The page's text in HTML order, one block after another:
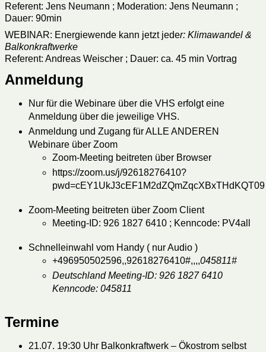
Referent: Jens Neumann ; Moderation: Jens Neumann ;
Dauer: 90min
WEBINAR: Energiewende kann jetzt jeder: Klimawandel &
Balkonkraftwerke
Referent: Andreas Weischer ; Dauer: ca. 45 min Vortrag
Anmeldung
Nur für die Webinare über die VHS erfolgt eine
Anmeldung über die jeweilige VHS.
Anmeldung und Zugang für ALLE ANDEREN
Webinare über Zoom
Zoom-Meeting beitreten über Browser
https://zoom.us/j/92618276410?
pwd=cEY1UkJ3cEF1M2dZQmZqcXBxTHdKQT09
Zoom-Meeting beitreten über Zoom Client
Meeting-ID: 926 1827 6410 ; Kenncode: PV4all
Schnelleinwahl vom Handy ( nur Audio )
+496950502596,,92618276410#,,,,045811#
Deutschland Meeting-ID: 926 1827 6410
Kenncode: 045811
Termine
21.07. 19:30 Uhr Balkonkraftwerk – Ökostrom selbst